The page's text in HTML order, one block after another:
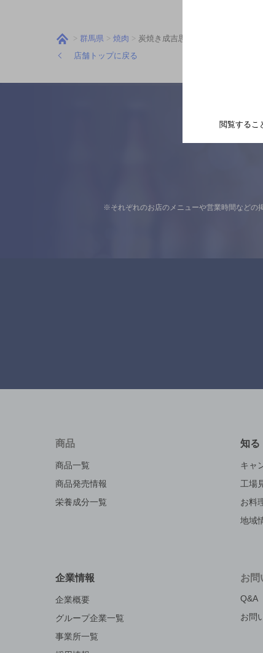
群馬県 焼肉
炭焼き成吉思汗いし田
店舗トップに戻る
※それぞれのお店のメニューや営業時間などの
商品
商品一覧
商品発売情報
栄養成分一覧
知る
キャ
工場
お料
地域
企業情報
企業概要
グループ企業一覧
事業所一覧
お問
Q&A
お問
閲覧するこ